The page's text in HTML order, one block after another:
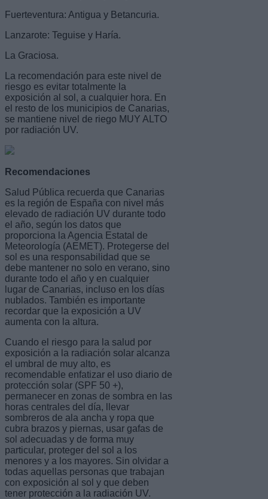
Fuerteventura: Antigua y Betancuria.
Lanzarote: Teguise y Haría.
La Graciosa.
La recomendación para este nivel de
riesgo es evitar totalmente la
exposición al sol, a cualquier hora. En
el resto de los municipios de Canarias,
se mantiene nivel de riego MUY ALTO
por radiación UV.
Recomendaciones
Salud Pública recuerda que Canarias
es la región de España con nivel más
elevado de radiación UV durante todo
el año, según los datos que
proporciona la Agencia Estatal de
Meteorología (AEMET). Protegerse del
sol es una responsabilidad que se
debe mantener no solo en verano, sino
durante todo el año y en cualquier
lugar de Canarias, incluso en los días
nublados. También es importante
recordar que la exposición a UV
aumenta con la altura.
Cuando el riesgo para la salud por
exposición a la radiación solar alcanza
el umbral de muy alto, es
recomendable enfatizar el uso diario de
protección solar (SPF 50 +),
permanecer en zonas de sombra en las
horas centrales del día, llevar
sombreros de ala ancha y ropa que
cubra brazos y piernas, usar gafas de
sol adecuadas y de forma muy
particular, proteger del sol a los
menores y a los mayores. Sin olvidar a
todas aquellas personas que trabajan
con exposición al sol y que deben
tener protección a la radiación UV.